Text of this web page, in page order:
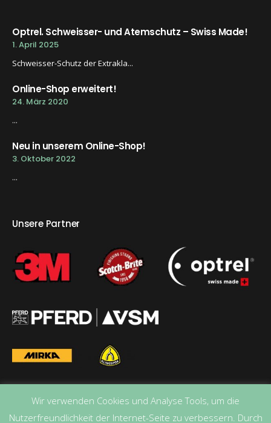
Optrel. Schweisser- und Atemschutz – Swiss Made!
1. April 2025
Schweisser-Schutz der Extrakla...
Online-Shop erweitert!
24. März 2020
...
Neu in unserem Online-Shop!
3. Oktober 2022
...
Unsere Partner
Wir verwenden Cookies und Analyse Tools, um die
Nutzerfreundlichkeit der Internet-Seite zu verbessern. Durch